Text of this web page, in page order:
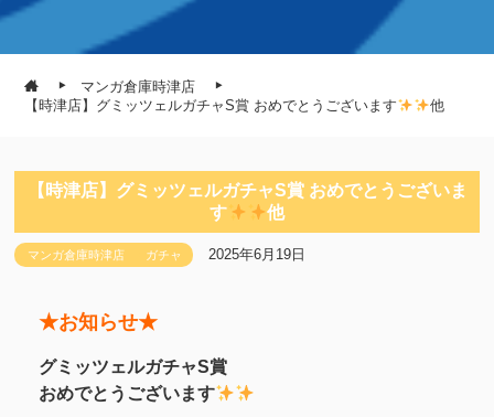
マンガ倉庫時津店
【時津店】グミッツェルガチャS賞 おめでとうございます
他
【時津店】グミッツェルガチャS賞 おめでとうございま
す
他
マンガ倉庫時津店 ガチャ 2025年6月19日
★お知らせ★
グミッツェルガチャS賞
おめでとうございます